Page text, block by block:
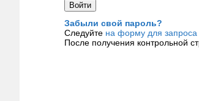
Забыли свой пароль?
Следуйте на форму для запроса
После получения контрольной